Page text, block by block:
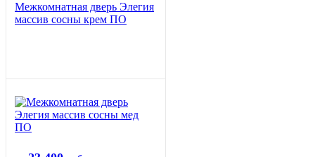
Межкомнатная дверь Элегия
массив сосны крем ПО